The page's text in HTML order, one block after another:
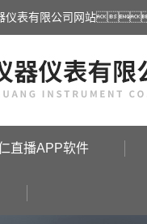
器仪表有限公司网站
直播APP软件